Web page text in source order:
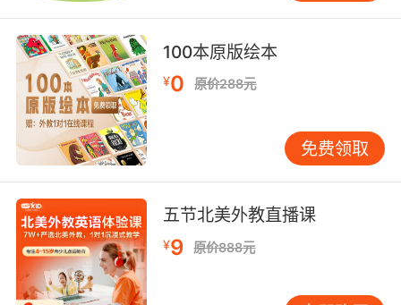
学习理念，否则将在激烈的职场竞争中被淘汰）”
层层递进，深入剖析。VIPKID 凭借丰富外教资
源，让学生沉浸于纯正英语语境，不断打磨语言
表达这把锐利宝剑。 三、团队协作纽带 英语辩论
赛绝非孤军奋战，团队协作如同坚韧绳索，将各
方力量紧紧凝聚。一辩开场需奠定基调，凭借沉
先锋官抢占先机。二辩则要敏锐捕捉对方漏洞，
迅速反应，以犀利反击巩固阵地，恰似中场悍将
冲锋陷阵。三辩肩负总结升华之责，梳理全场交
锋要点，强化己方优势，宛如压阵主帅坐镇指
挥。 自由辩论环节更是团队默契的大考验。成员
100本原版绘本
¥0 原价288元
免费领取
五节北美外教直播课
¥9 原价888元